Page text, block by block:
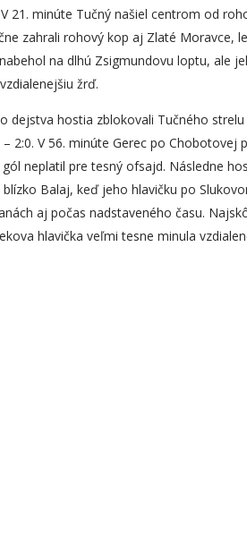
21. minúte Tučný našiel centrom od
zahrali rohový kop aj Zlaté Moravce,
na dlhú Zsigmundovu loptu, ale
žrď.
dejstva hostia zblokovali Tučného
2:0. V 56. minúte Gerec po
neplatil pre tesný ofsajd. Následne
blízko Balaj, keď jeho hlavičku po
aj počas nadstaveného času.
hlavička veľmi tesne minula